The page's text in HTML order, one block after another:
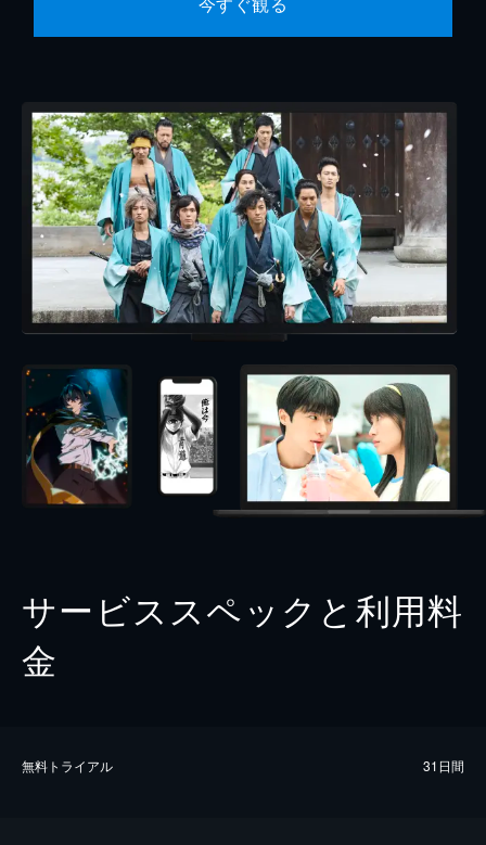
サービススペックと利用料
金
無料トライアル 31日間